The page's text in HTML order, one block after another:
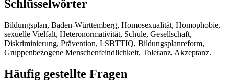
Schlüsselwörter
Bildungsplan, Baden-Württemberg, Homosexualität, Homophobie,
sexuelle Vielfalt, Heteronormativität, Schule, Gesellschaft,
Diskriminierung, Prävention, LSBTTIQ, Bildungsplanreform,
Gruppenbezogene Menschenfeindlichkeit, Toleranz, Akzeptanz.
Häufig gestellte Fragen